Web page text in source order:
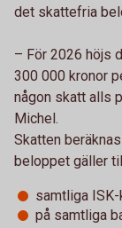
det skattefria
– För 2026 höjs
300 000 kronor
någon skatt alls
Michel.
Skatten
beloppet gäller
samtliga
på samtliga